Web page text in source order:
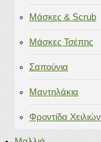
Μάσκες & Scrub
Μάσκες Τσέπης
Σαπούνια
Μαντηλάκια
Φροντίδα Χειλιών